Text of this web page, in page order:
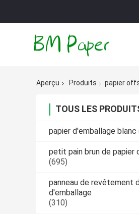
Aperçu Produits papier
TOUS LES
papier d'emballage blanc
petit pain brun de papier
(695)
panneau de revêtement
d'emballage
(310)